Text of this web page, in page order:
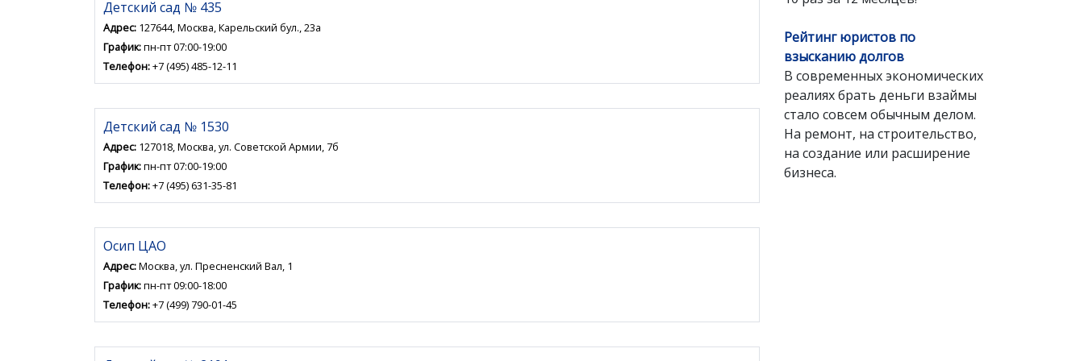
Детский сад № 435
Адрес: 127644, Москва, Карельский бул., 23а
График:пн-пт 07:00-19:00
Телефон:+7 (495) 485-12-11
Детский сад № 1530
Адрес: 127018, Москва, ул. Советской Армии, 7б
График:пн-пт 07:00-19:00
Телефон:+7 (495) 631-35-81
Осип ЦАО
Адрес:Москва, ул. Пресненский Вал, 1
График:пн-пт 09:00-18:00
Телефон:+7 (499) 790-01-45
Рейтинг юристов по
взысканию долгов
В современных экономических
реалиях брать деньги взаймы
стало совсем обычным делом.
На ремонт, на строительство,
на создание или расширение
бизнеса.